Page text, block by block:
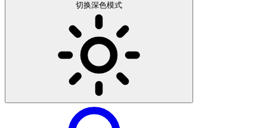
切换深色模式